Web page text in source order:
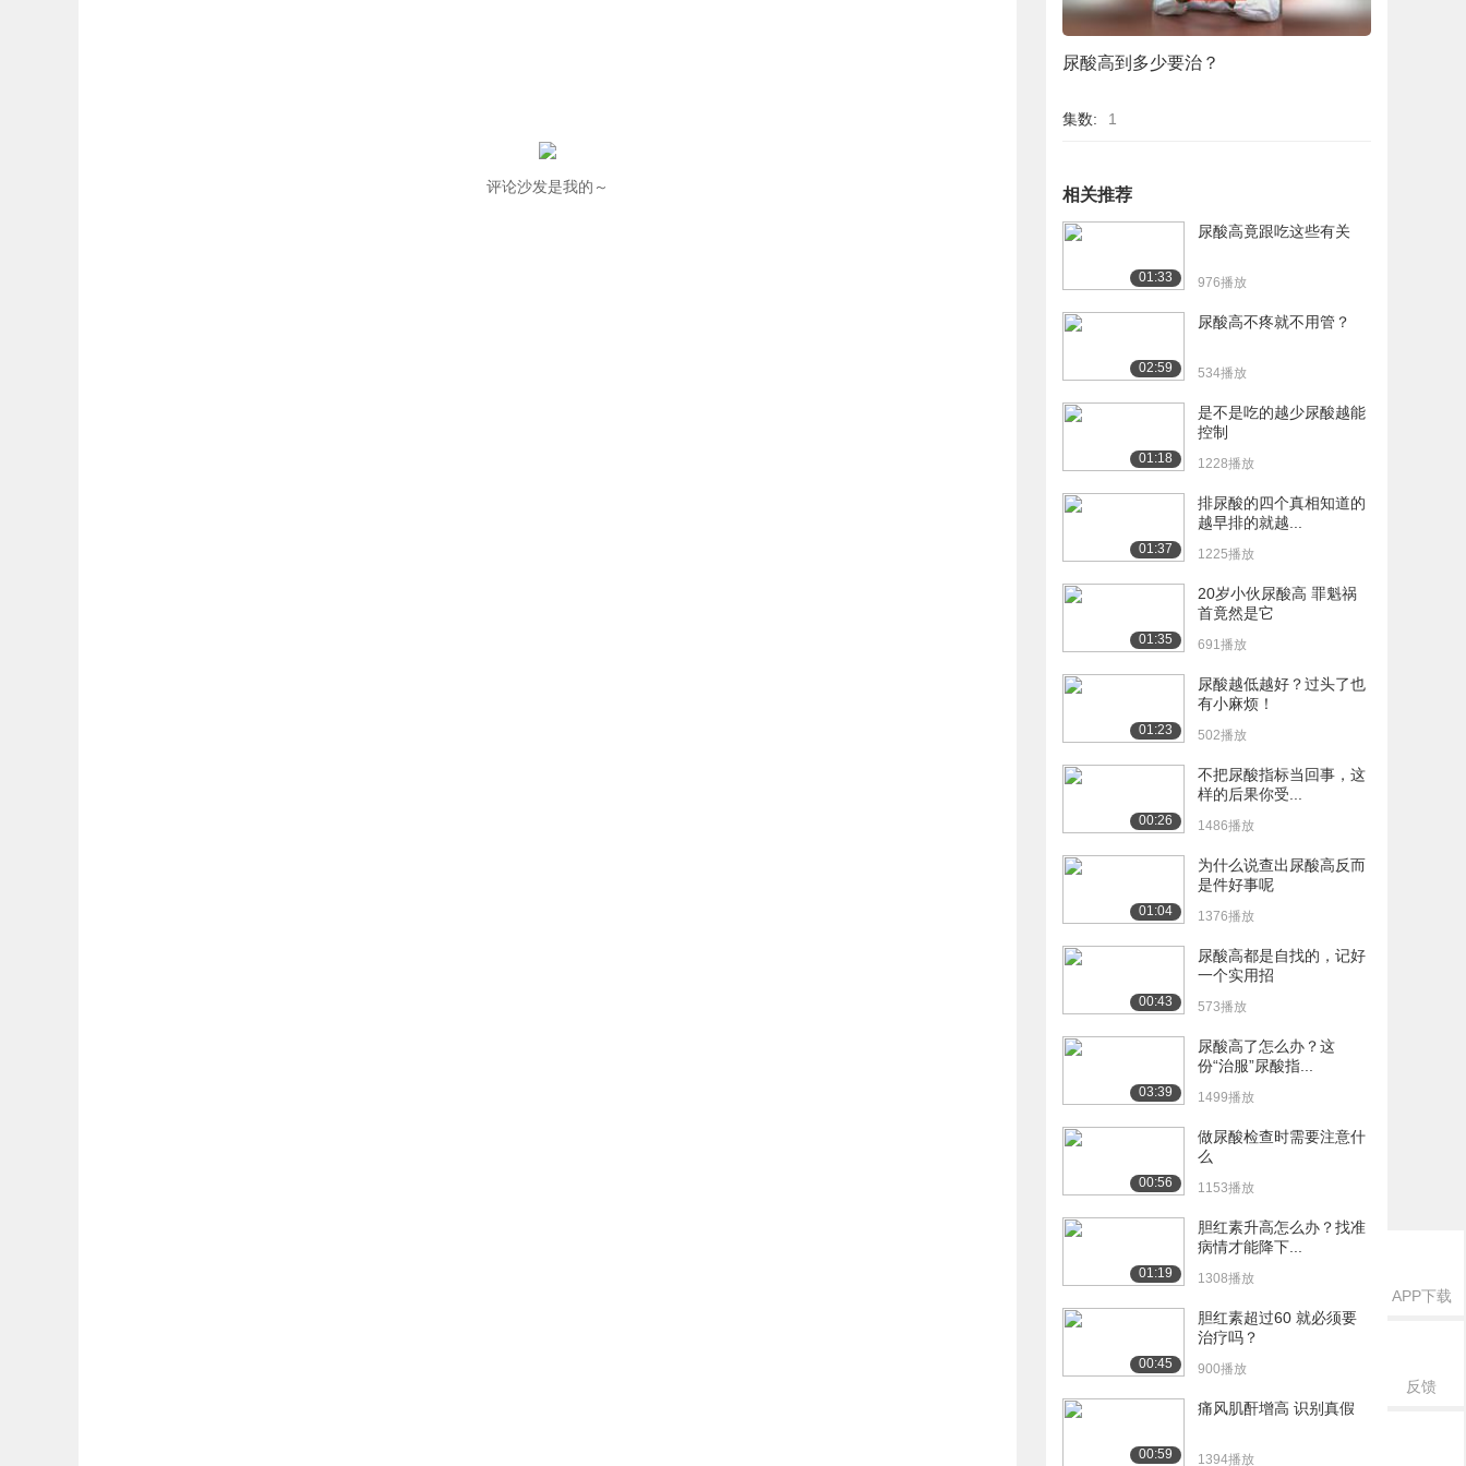
APP下载
反馈
评论沙发是我的～
尿酸高到多少要治？
集数: 1
相关推荐
01:33
尿酸高竟跟吃这些有关
976播放
02:59
尿酸高不疼就不用管？
534播放
01:18
是不是吃的越少尿酸越能
控制
1228播放
01:37
排尿酸的四个真相知道的
越早排的就越...
1225播放
01:35
20岁小伙尿酸高 罪魁祸
首竟然是它
691播放
01:23
尿酸越低越好？过头了也
有小麻烦！
502播放
00:26
不把尿酸指标当回事，这
样的后果你受...
1486播放
01:04
为什么说查出尿酸高反而
是件好事呢
1376播放
00:43
尿酸高都是自找的，记好
一个实用招
573播放
03:39
尿酸高了怎么办？这
份“治服”尿酸指...
1499播放
00:56
做尿酸检查时需要注意什
么
1153播放
01:19
胆红素升高怎么办？找准
病情才能降下...
1308播放
00:45
胆红素超过60 就必须要
治疗吗？
900播放
00:59
痛风肌酐增高 识别真假
1394播放